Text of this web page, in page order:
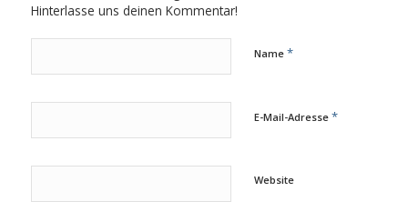
Hinterlasse uns deinen Kommentar!
Name *
E-Mail-Adresse *
Website